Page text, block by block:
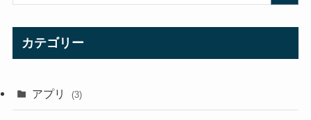
カテゴリー
アプリ (3)